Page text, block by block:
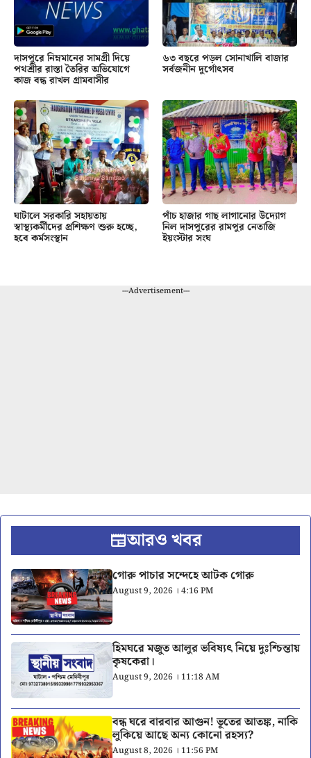
দাসপুরে নিম্নমানের সামগ্রী দিয়ে
পথশ্রীর রাস্তা তৈরির অভিযোগে
কাজ বন্ধ রাখল গ্রামবাসীর
৬৩ বছরে পড়ল সোনাখালি বাজার
সর্বজনীন দুর্গোৎসব
ঘাটালে সরকারি সহায়তায়
স্বাস্থ্যকর্মীদের প্রশিক্ষণ শুরু হচ্ছে,
হবে কর্মসংস্থান
পাঁচ হাজার গাছ লাগানোর উদ্যোগ
নিল দাসপুরের রামপুর নেতাজি
ইয়ংস্টার সংঘ
---Advertisement---
আরও খবর
গোরু পাচার সন্দেহে আটক গোরু
August 9, 2026 । 4:16 PM
হিমঘরে মজুত আলুর ভবিষ্যৎ নিয়ে দুঃশ্চিন্তায়
কৃষকেরা।
August 9, 2026 । 11:18 AM
বন্ধ ঘরে বারবার আগুন! ভূতের আতঙ্ক, নাকি
লুকিয়ে আছে অন্য কোনো রহস্য?
August 8, 2026 । 11:56 PM